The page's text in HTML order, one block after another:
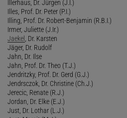
Illerhaus, Dr. Jürgen (J.I.)
Illes, Prof. Dr. Peter (P.I.)
Illing, Prof. Dr. Robert-Benjamin (R.B.I.)
Irmer, Juliette (J.Ir.)
Jaekel , Dr. Karsten
Jäger, Dr. Rudolf
Jahn, Dr. Ilse
Jahn, Prof. Dr. Theo (T.J.)
Jendritzky, Prof. Dr. Gerd (G.J.)
Jendrsczok, Dr. Christine (Ch.J.)
Jerecic, Renate (R.J.)
Jordan, Dr. Elke (E.J.)
Just, Dr. Lothar (L.J.)